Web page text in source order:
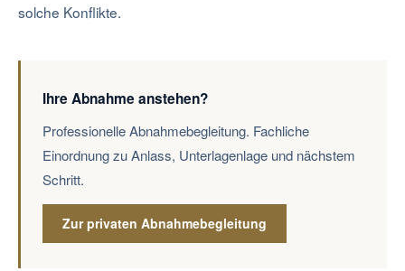
solche Konflikte.
Ihre Abnahme anstehen?
Professionelle Abnahmebegleitung. Fachliche
Einordnung zu Anlass, Unterlagenlage und nächstem
Schritt.
Zur privaten Abnahmebegleitung